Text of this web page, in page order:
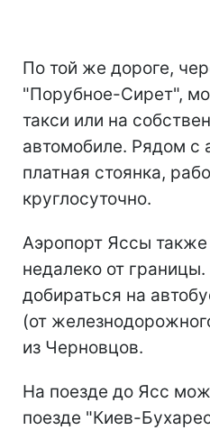
По той же дороге,
"Порубное-Сирет",
такси или на
автомобиле. Рядом с
платная стоянка,
круглосуточно.
Аэропорт Яссы
недалеко от
добираться на
(от
из Черновцов.
На поезде до Ясс
поезде "Киев-